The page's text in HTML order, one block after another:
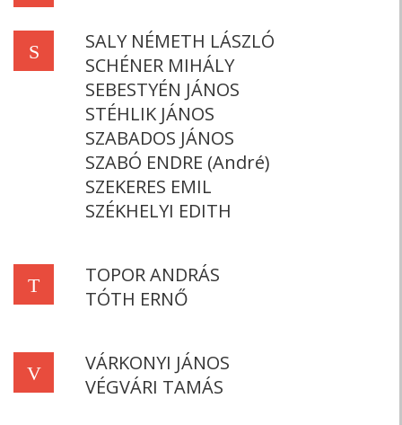
S
SALY NÉMETH LÁSZLÓ
SCHÉNER MIHÁLY
SEBESTYÉN JÁNOS
STÉHLIK JÁNOS
SZABADOS JÁNOS
SZABÓ ENDRE (André)
SZEKERES EMIL
SZÉKHELYI EDITH
T
TOPOR ANDRÁS
TÓTH ERNŐ
V
VÁRKONYI JÁNOS
VÉGVÁRI TAMÁS